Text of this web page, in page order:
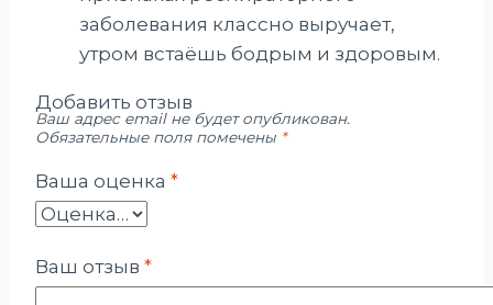
заболевания классно выручает,
утром встаёшь бодрым и здоровым.
Добавить отзыв
Ваш адрес email не будет опубликован.
Обязательные поля помечены *
Ваша оценка *
Ваш отзыв *